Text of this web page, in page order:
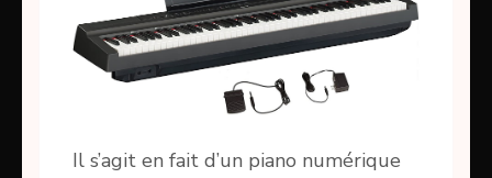
Il s’agit en fait d’un piano numérique